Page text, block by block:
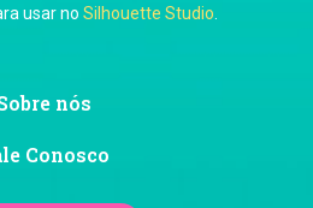
usar no Silhouette Studio
nós
Conosco